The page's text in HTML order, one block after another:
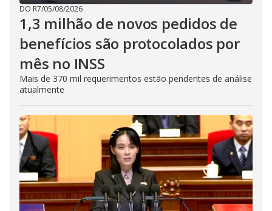
DO R7/05/08/2026
1,3 milhão de novos pedidos de
benefícios são protocolados por
mês no INSS
Mais de 370 mil requerimentos estão pendentes de análise
atualmente